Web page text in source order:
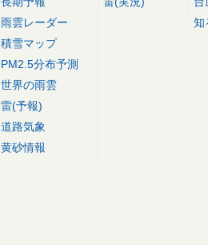
雨雲レーダー
積雪マップ
PM2.5分布予測
世界の雨雲
雷(予報)
道路気象
黄砂情報
知